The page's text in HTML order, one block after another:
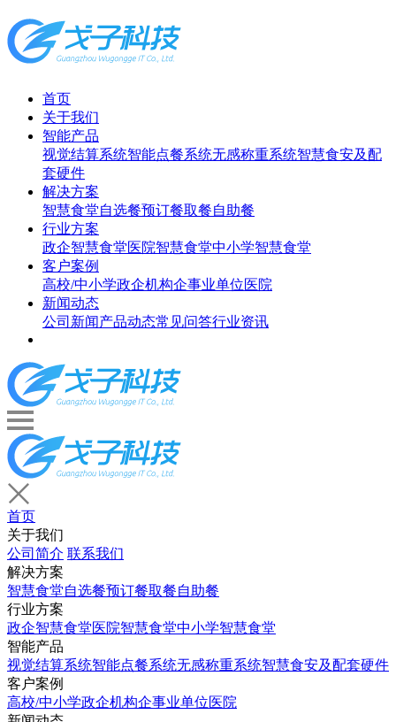
首页
关于我们
智能产品
视觉结算系统智能点餐系统无感称重系统智慧食安及配
套硬件
解决方案
智慧食堂自选餐预订餐取餐自助餐
行业方案
政企智慧食堂医院智慧食堂中小学智慧食堂
客户案例
高校/中小学政企机构企事业单位医院
新闻动态
公司新闻产品动态常见问答行业资讯
首页
关于我们
公司简介 联系我们
解决方案
智慧食堂自选餐预订餐取餐自助餐
行业方案
政企智慧食堂医院智慧食堂中小学智慧食堂
智能产品
视觉结算系统智能点餐系统无感称重系统智慧食安及配套硬件
客户案例
高校/中小学政企机构企事业单位医院